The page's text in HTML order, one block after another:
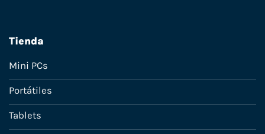
Tienda
Mini PCs
Portátiles
Tablets